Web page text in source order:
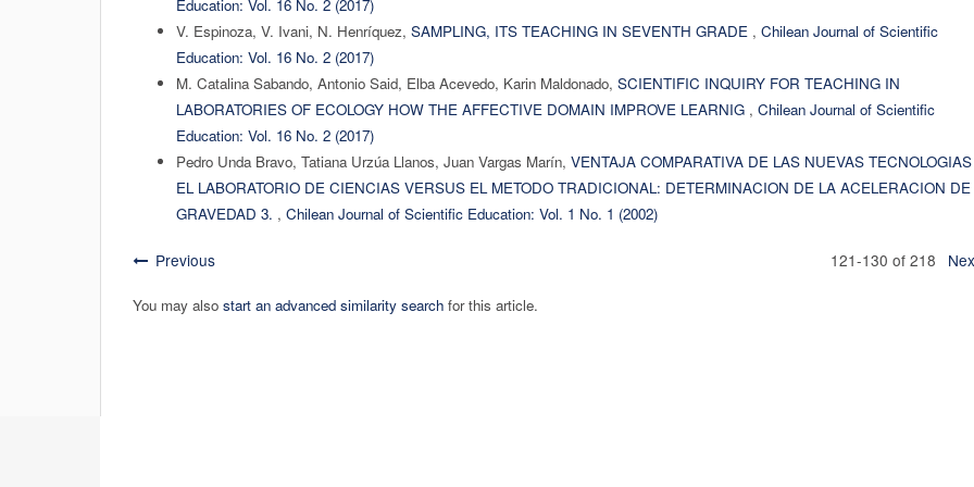
Education: Vol. 16 No. 2 (2017)
V. Espinoza, V. Ivani, N. Henríquez, SAMPLING, ITS TEACHING IN SEVENTH GRADE , Chilean Journal of Scientific
Education: Vol. 16 No. 2 (2017)
M. Catalina Sabando, Antonio Said, Elba Acevedo, Karin Maldonado, SCIENTIFIC INQUIRY FOR TEACHING IN
LABORATORIES OF ECOLOGY HOW THE AFFECTIVE DOMAIN IMPROVE LEARNIG , Chilean Journal of Scientific
Education: Vol. 16 No. 2 (2017)
Pedro Unda Bravo, Tatiana Urzúa Llanos, Juan Vargas Marín, VENTAJA COMPARATIVA DE LAS NUEVAS
EL LABORATORIO DE CIENCIAS VERSUS EL METODO TRADICIONAL: DETERMINACION DE LA ACELERACION DE
GRAVEDAD 3. , Chilean Journal of Scientific Education: Vol. 1 No. 1 (2002)
Previous 121-130 of 218
You may also start an advanced similarity search for this article.